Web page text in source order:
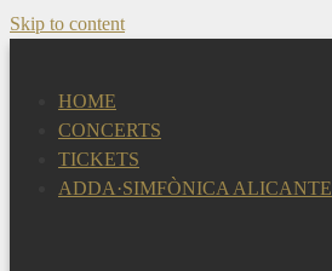
Skip to content
HOME
CONCERTS
TICKETS
ADDA·SIMFÒNICA ALICANTE